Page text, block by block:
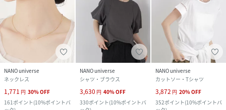
NANO universe
ネックレス
1,771 円 30%OFF
161ポイント(10%ポイントバ
NANO universe
シャツ・ブラウス
3,630 円 40%OFF
330ポイント(10%ポイントバ
NANO universe
カットソー・Tシャツ
3,872 円 20%OFF
352ポイント(10%ポイントバ